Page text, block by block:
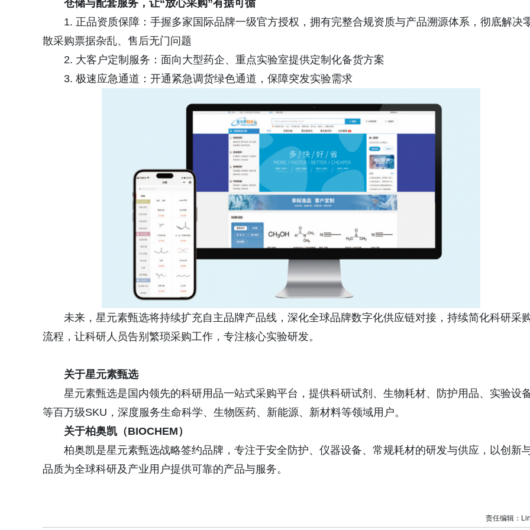
仓储与配套服务，让“放心采购”有据可循
1. 正品资质保障：手握多家国际品牌一级官方授权，拥有完整合规资质与产品溯源体系，彻底解决
散采购票据杂乱、售后无门问题
2. 大客户定制服务：面向大型药企、重点实验室提供定制化备货方案
3. 极速应急通道：开通紧急调货绿色通道，保障突发实验需求
未来，星元素甄选将持续扩充自主品牌产品线，深化全球品牌数字化供应链对接，持续简化科研采
流程，让科研人员告别繁琐采购工作，专注核心实验研发。
关于星元素甄选
星元素甄选是国内领先的科研用品一站式采购平台，提供科研试剂、生物耗材、防护用品、实验设
等百万级SKU，深度服务生命科学、生物医药、新能源、新材料等领域用户。
关于柏奥凯（BIOCHEM）
柏奥凯是星元素甄选战略签约品牌，专注于安全防护、仪器设备、常规耗材的研发与供应，以创新
品质为全球科研及产业用户提供可靠的产品与服务。
责任编辑：